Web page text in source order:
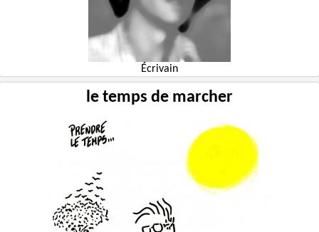
Écrivain
le temps de marcher